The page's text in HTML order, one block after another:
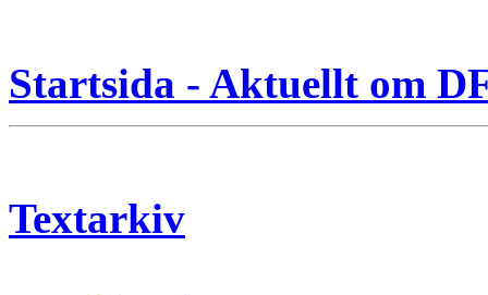
Startsida - Aktuellt om
Textarkiv